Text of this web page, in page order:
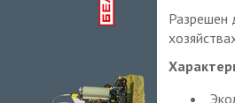
Разрешен